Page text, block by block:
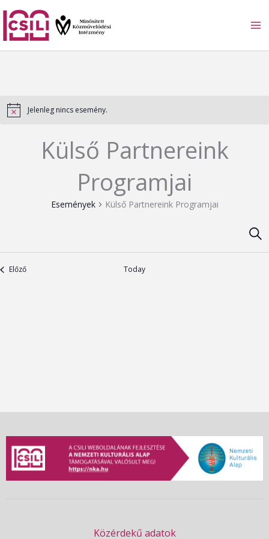
Skip
to
content
Jelenleg nincs esemény.
Külső Partnereink
Programjai
Események Külső Partnereink Programjai
Előzőesemények Today
Közérdekű adatok